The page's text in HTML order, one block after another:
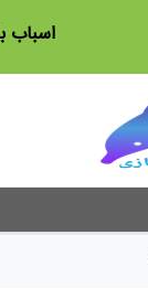
اسباب